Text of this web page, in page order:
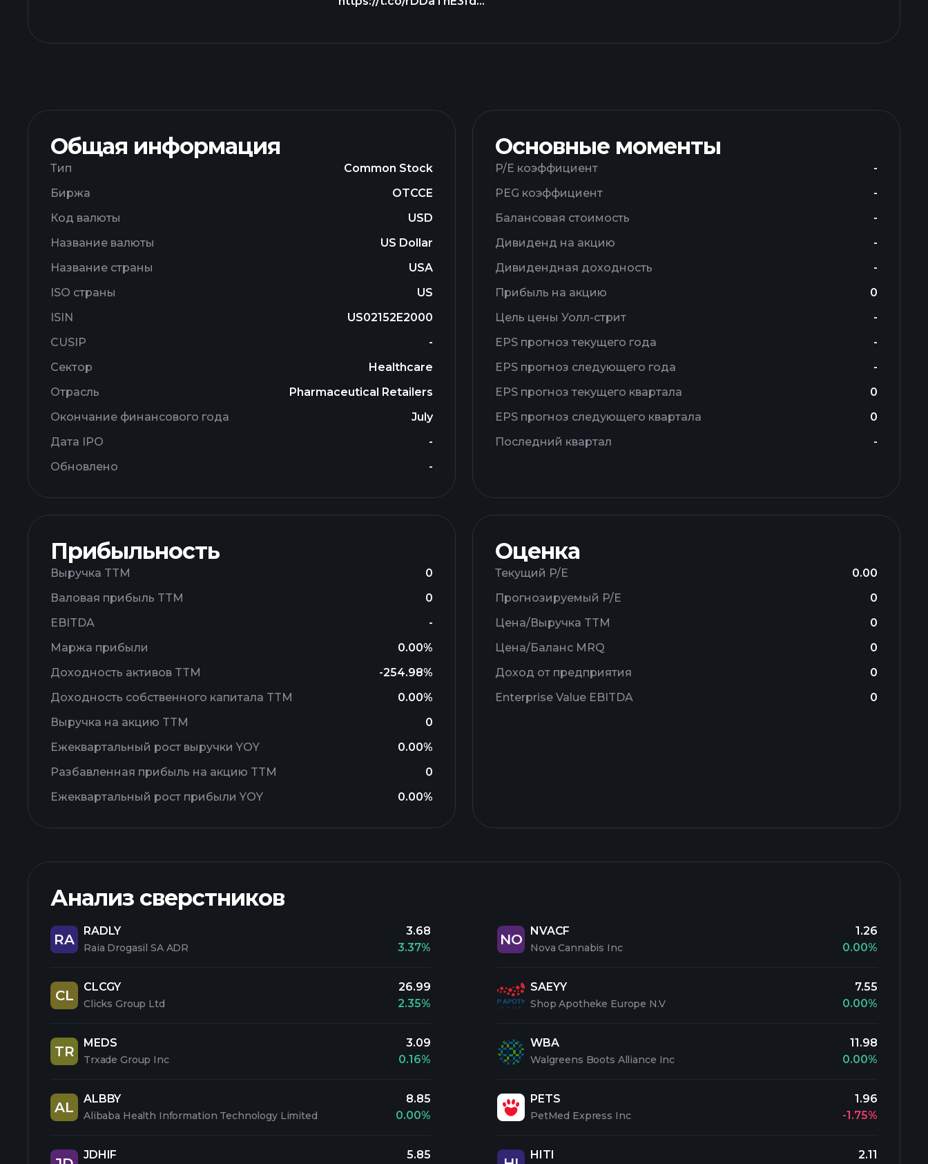
Общая информация
Тип
Common Stock
Биржа
OTCCE
Код валюты
USD
Название валюты
US Dollar
Название страны
USA
ISO страны
US
ISIN
US02152E2000
CUSIP
-
Сектор
Healthcare
Отрасль
Pharmaceutical Retailers
Окончание финансового года
July
Дата IPO
-
Обновлено
-
Основные моменты
P/E коэффициент
-
PEG коэффициент
-
Балансовая стоимость
-
Дивиденд на акцию
-
Дивидендная доходность
-
Прибыль на акцию
0
Цель цены Уолл-стрит
-
EPS прогноз текущего года
-
EPS прогноз следующего года
-
EPS прогноз текущего квартала
0
EPS прогноз следующего квартала
0
Последний квартал
-
Прибыльность
Выручка TTM
0
Валовая прибыль TTM
0
EBITDA
-
Маржа прибыли
0.00%
Доходность активов TTM
-254.98%
Доходность собственного капитала TTM
0.00%
Выручка на акцию TTM
0
Ежеквартальный рост выручки YOY
0.00%
Разбавленная прибыль на акцию TTM
0
Ежеквартальный рост прибыли YOY
0.00%
Оценка
Текущий P/E
0.00
Прогнозируемый P/E
0
Цена/Выручка TTM
0
Цена/Баланс MRQ
0
Доход от предприятия
0
Enterprise Value EBITDA
0
Анализ сверстников
RA
RADLY
Raia Drogasil SA ADR
3.68
3.37%
CL
CLCGY
Clicks Group Ltd
26.99
2.35%
TR
MEDS
Trxade Group Inc
3.09
0.16%
AL
ALBBY
Alibaba Health Information Technology Limited
8.85
0.00%
JDHIF 5.85
NO
NVACF
Nova Cannabis Inc
1.26
0.00%
SAEYY
Shop Apotheke Europe N.V
7.55
0.00%
WBA
Walgreens Boots Alliance Inc
11.98
0.00%
PETS
PetMed Express Inc
1.96
-1.75%
HITI 2.11